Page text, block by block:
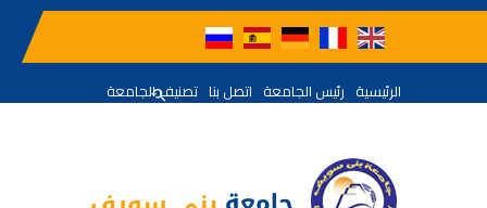
الرئيسية رئيس الجامعة اتصل بنا تصنيف الجامعة